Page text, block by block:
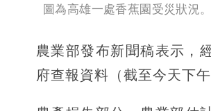
圖為高雄一處香蕉園受災狀況
農業部發布新聞稿表示，
府查報資料（截至今天下